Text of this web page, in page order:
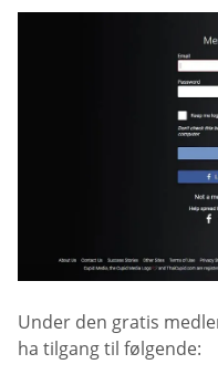
Under den gratis
ha tilgang til følgende: